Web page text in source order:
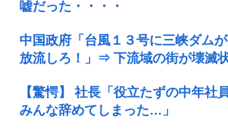
嘘だった・・・・
中国政府「台風１３号に三峡ダム
放流しろ！」⇒ 下流域の街が壊滅
【驚愕】 社長「役立たずの中年社
みんな辞めてしまった…」